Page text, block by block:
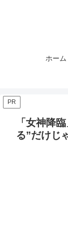
ホーム
PR
「女神降
る”だけじ